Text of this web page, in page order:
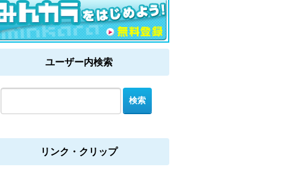
ユーザー内検索
リンク・クリップ